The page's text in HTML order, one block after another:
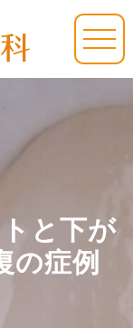
と下が
の症例